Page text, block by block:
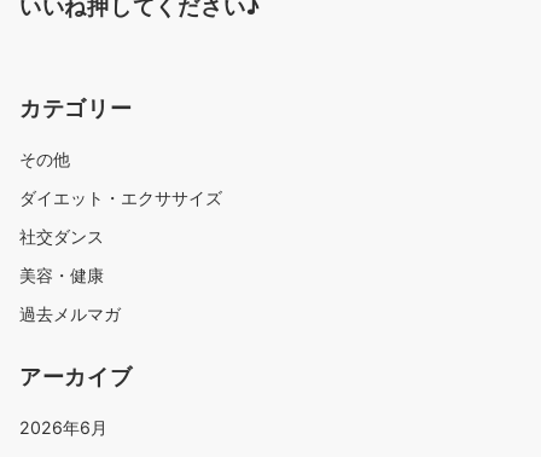
いいね押してください♪
カテゴリー
その他
ダイエット・エクササイズ
社交ダンス
過去メルマガ